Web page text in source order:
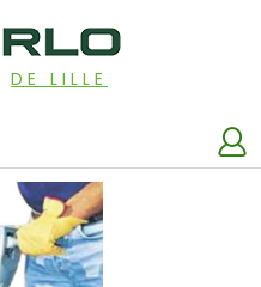
DE LILLE